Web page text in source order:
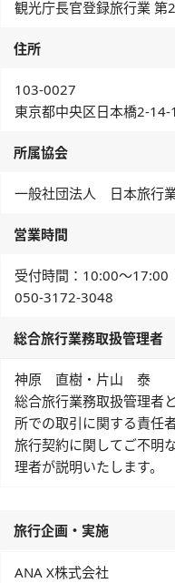
観光庁長官登録旅行業 第
住所
103-0027
東京都中央区日本橋2-
所属協会
一般社団法人 日本旅行
営業時間
受付時間：10:00～17:00
050-3172-3048
総合旅行業務取扱管理者
神原 直樹・片山 泰
総合旅行業務取扱管理者
所での取引に関する責任者
旅行契約に関してご不明
理者が説明いたします。
旅行企画・実施
ANA X株式会社